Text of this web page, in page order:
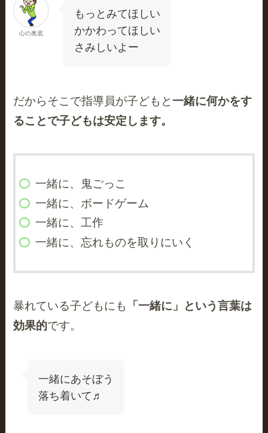
心の奥底
もっとみてほしい
かかわってほしい
さみしいよー
だからそこで指導員が子どもと一緒に何かをす
ることで子どもは安定します。
一緒に、鬼ごっこ
一緒に、ボードゲーム
一緒に、工作
一緒に、忘れものを取りにいく
暴れている子どもにも
「一緒に」という言葉は
効果的です。
一緒にあそぼう
落ち着いて♬